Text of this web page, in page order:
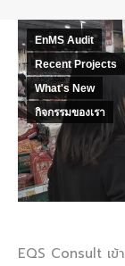
EnMS Audit
Recent Projects
What's New
กิจกรรมของเรา
EQS Consult เข้า